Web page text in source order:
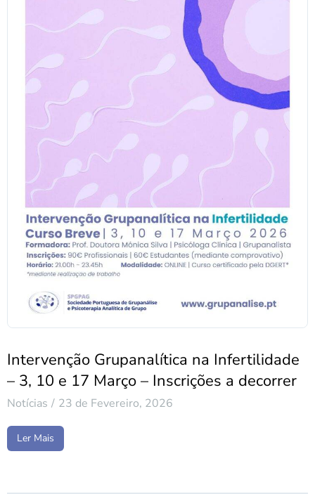
Intervenção Grupanalítica na Infertilidade
– 3, 10 e 17 Março – Inscrições a decorrer
Notícias 23 de Fevereiro, 2026
Ler Mais